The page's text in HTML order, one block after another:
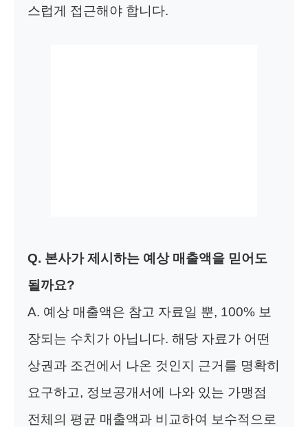
스럽게 접근해야 합니다.
Q. 본사가 제시하는 예상 매출액을 믿어도
될까요?
A. 예상 매출액은 참고 자료일 뿐, 100% 보
장되는 수치가 아닙니다. 해당 자료가 어떤
상권과 조건에서 나온 것인지 근거를 명확히
요구하고, 정보공개서에 나와 있는 가맹점
전체의 평균 매출액과 비교하여 보수적으로